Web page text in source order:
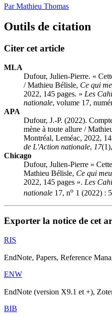
Par Mathieu Thomas
Outils de citation
Citer cet article
MLA
Dufour, Julien-Pierre. «
/Mathieu Bélisle, Ce qui
2022, 145 pages. » Les
nationale, volume 17,
APA
Dufour, J.-P. (2022).
mène à toute allure /
Montréal, Leméac, 2022,
de L'Action nationale, 17
Chicago
Dufour, Julien-Pierre «
Mathieu Bélisle, Ce qui
2022, 145 pages ». Les
nationale 17, no 1 (2022) :
Exporter la notice de cet
RIS
EndNote, Papers, Reference
ENW
EndNote (version X9.1 et +),
BIB